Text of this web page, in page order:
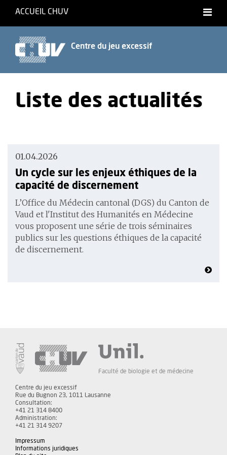
ACCUEIL CHUV
Centre du jeu excessif
Liste des actualités
01.04.2026
Un cycle sur les enjeux éthiques de la
capacité de discernement
L’Office du Médecin cantonal (DGS) du Canton de
Vaud et l'Institut des Humanités en Médecine
vous proposent une série de trois séminaires
publics sur les questions éthiques de la capacité
de discernement.
Faculté de biologie et de médecine
Centre du jeu excessif
Rue du Bugnon 23, 1011 Lausanne
Consultation:
+41 21 314 8400
Administration:
+41 21 314 9207
Impressum
Informations juridiques